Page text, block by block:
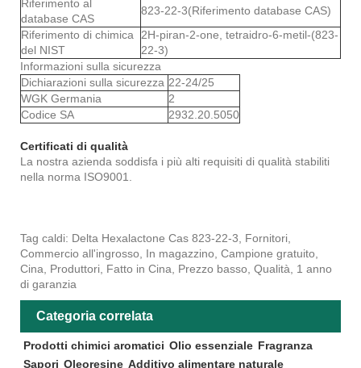
Riferimento al
database CAS
823-22-3(Riferimento database CAS)
Riferimento di chimica
del NIST
2H-piran-2-one, tetraidro-6-metil-(823-
22-3)
Informazioni sulla sicurezza
Dichiarazioni sulla sicurezza 22-24/25
WGK Germania
2
Codice SA
2932.20.5050
Certificati di qualità
La nostra azienda soddisfa i più alti requisiti di qualità stabiliti
nella norma ISO9001.
Tag caldi: Delta Hexalactone Cas 823-22-3, Fornitori,
Commercio all'ingrosso, In magazzino, Campione gratuito,
Cina, Produttori, Fatto in Cina, Prezzo basso, Qualità, 1 anno
di garanzia
Categoria correlata
Prodotti chimici aromatici Olio essenziale Fragranza
Sapori Oleoresine Additivo alimentare naturale